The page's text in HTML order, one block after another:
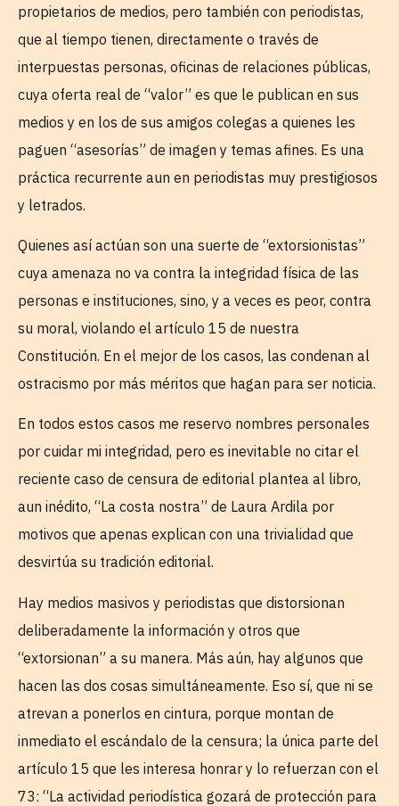
propietarios de medios, pero también con periodistas,
que al tiempo tienen, directamente o través de
interpuestas personas, oficinas de relaciones públicas,
cuya oferta real de “valor” es que le publican en sus
medios y en los de sus amigos colegas a quienes les
paguen “asesorías” de imagen y temas afines. Es una
práctica recurrente aun en periodistas muy prestigiosos
y letrados.
Quienes así actúan son una suerte de “extorsionistas”
cuya amenaza no va contra la integridad física de las
personas e instituciones, sino, y a veces es peor, contra
su moral, violando el artículo 15 de nuestra
Constitución. En el mejor de los casos, las condenan al
ostracismo por más méritos que hagan para ser noticia.
En todos estos casos me reservo nombres personales
por cuidar mi integridad, pero es inevitable no citar el
reciente caso de censura de editorial plantea al libro,
aun inédito, “La costa nostra” de Laura Ardila por
motivos que apenas explican con una trivialidad que
desvirtúa su tradición editorial.
Hay medios masivos y periodistas que distorsionan
deliberadamente la información y otros que
“extorsionan” a su manera. Más aún, hay algunos que
hacen las dos cosas simultáneamente. Eso sí, que ni se
atrevan a ponerlos en cintura, porque montan de
inmediato el escándalo de la censura; la única parte del
artículo 15 que les interesa honrar y lo refuerzan con el
73: “La actividad periodística gozará de protección para